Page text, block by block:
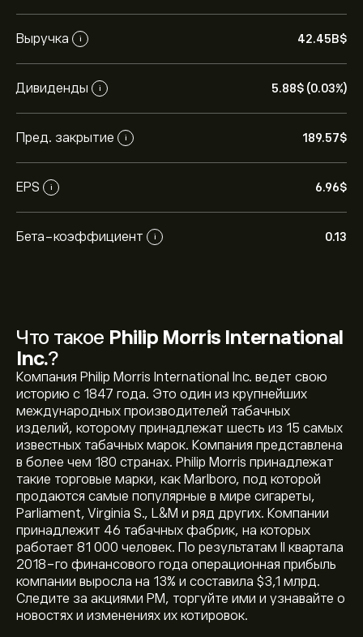
Выручка i 42.45B‎$‎
Дивиденды i 5.88‎$‎ (0.03%)
Пред. закрытие i 189.57‎$‎
EPS i 6.96‎$‎
Бета-коэффициент i 0.13
Что такое Philip Morris International
Inc.?
Компания Philip Morris International Inc. ведет свою
историю с 1847 года. Это один из крупнейших
международных производителей табачных
изделий, которому принадлежат шесть из 15 самых
известных табачных марок. Компания представлена
в более чем 180 странах. Philip Morris принадлежат
такие торговые марки, как Marlboro, под которой
продаются самые популярные в мире сигареты,
Parliament, Virginia S., L&M и ряд других. Компании
принадлежит 46 табачных фабрик, на которых
работает 81 000 человек. По результатам II квартала
2018-го финансового года операционная прибыль
компании выросла на 13% и составила $3,1 млрд.
Следите за акциями PM, торгуйте ими и узнавайте о
новостях и изменениях их котировок.
Текущая цена акции PM составляет 189.57‎$‎.